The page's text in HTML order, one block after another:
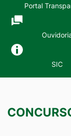
Portal
SIC